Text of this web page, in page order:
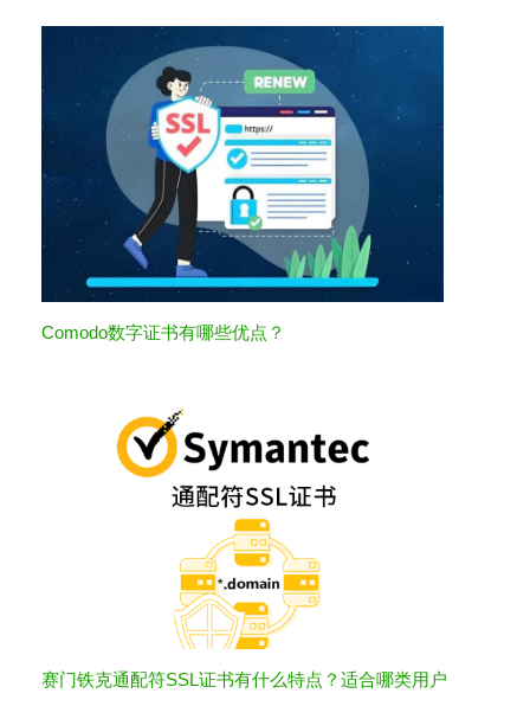
Comodo数字证书有哪些优点？
赛门铁克通配符SSL证书有什么特点？适合哪类用户